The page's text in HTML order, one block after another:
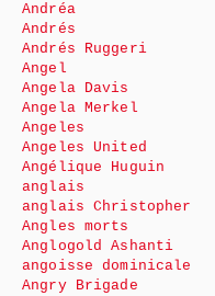
Andréa
Andrés
Andrés Ruggeri
Angel
Angela Davis
Angela Merkel
Angeles
Angeles United
Angélique Huguin
anglais
anglais Christopher
Angles morts
Anglogold Ashanti
angoisse dominicale
Angry Brigade